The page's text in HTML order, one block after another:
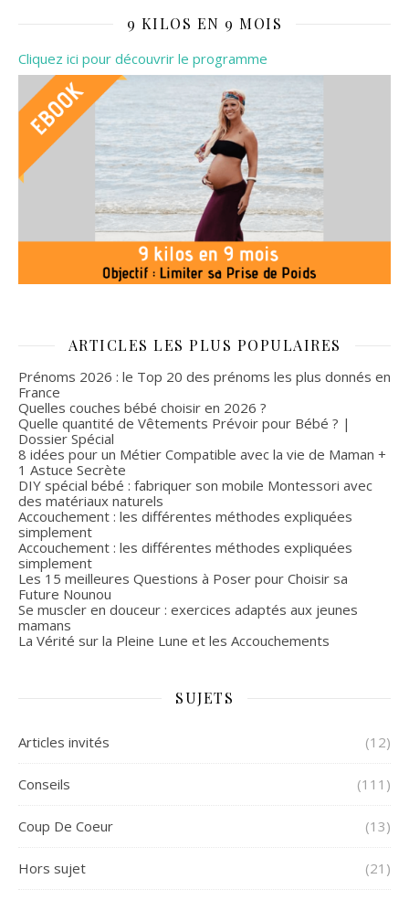
9 KILOS EN 9 MOIS
Cliquez ici pour découvrir le programme
ARTICLES LES PLUS POPULAIRES
Prénoms 2026 : le Top 20 des prénoms les plus donnés en
France
Quelles couches bébé choisir en 2026 ?
Quelle quantité de Vêtements Prévoir pour Bébé ? |
Dossier Spécial
8 idées pour un Métier Compatible avec la vie de Maman +
1 Astuce Secrète
DIY spécial bébé : fabriquer son mobile Montessori avec
des matériaux naturels
Accouchement : les différentes méthodes expliquées
simplement
Accouchement : les différentes méthodes expliquées
simplement
Les 15 meilleures Questions à Poser pour Choisir sa
Future Nounou
Se muscler en douceur : exercices adaptés aux jeunes
mamans
La Vérité sur la Pleine Lune et les Accouchements
SUJETS
Articles invités (12)
Conseils (111)
Coup De Coeur (13)
Hors sujet (21)